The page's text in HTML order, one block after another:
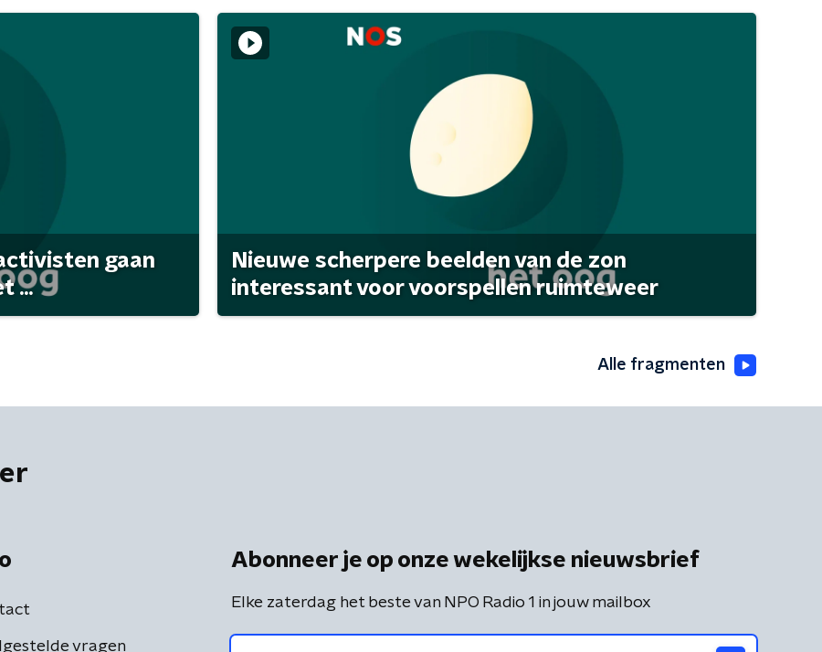
gaan
...
Nieuwe scherpere beelden van de zon
interessant voor voorspellen ruimteweer
Alle fragmenten
vragen
Abonneer je op onze wekelijkse nieuwsbrief
Elke zaterdag het beste van NPO Radio 1 in jouw mailbox